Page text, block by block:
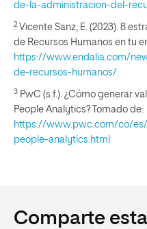
de-la-administracion-del-
2Vicente Sanz, E. (2023). 8
de Recursos Humanos en tu
https://www.endalia.com/
de-recursos-humanos/
3 PwC (s.f.). ¿Cómo generar
People Analytics? Tomado de:
https://www.pwc.com/co/
people-analytics.html
Comparte